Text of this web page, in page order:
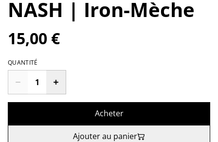
NASH | Iron-Mèche
15,00 €
QUANTITÉ
Acheter
Ajouter au panier